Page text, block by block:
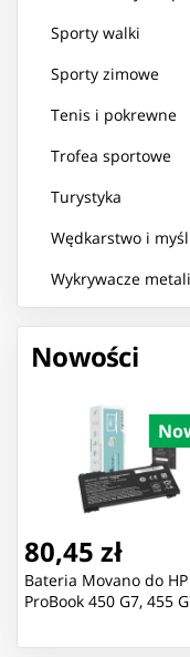
Sporty walki
Sporty zimowe
Tenis i pokrewne
Trofea sportowe
Turystyka
Wędkarstwo i
Wykrywacze
Nowości
80,45 zł
Bateria Movano do HP
ProBook 450 G7, 455